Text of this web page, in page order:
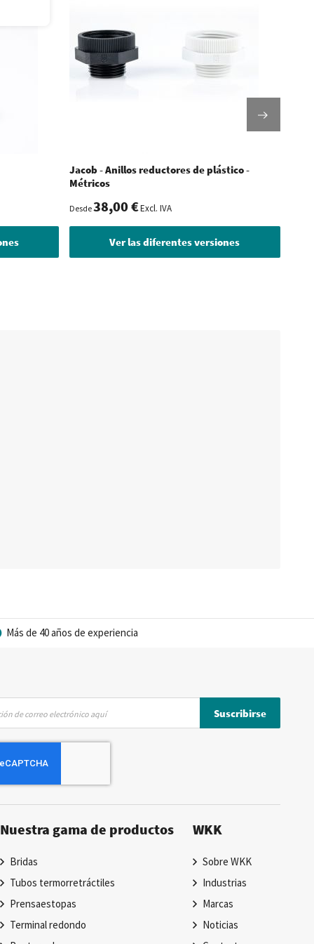
Jacob - Anillos reductores de plástico -
Métricos
Desde38,00 €Excl. IVA
Ver las diferentes versiones
Más de 40 años de experiencia
Suscribirse
Nuestra gama de productos
Bridas
Tubos termorretráctiles
Prensaestopas
Terminal redondo
WKK
Sobre WKK
Industrias
Marcas
Noticias